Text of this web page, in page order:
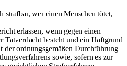
strafbar, wer einen Menschen tötet,
erlassen, wenn gegen einen
Tatverdacht besteht und ein Haftgrund
ordnungsgemäßen Durchführung
sowie, sofern es zur